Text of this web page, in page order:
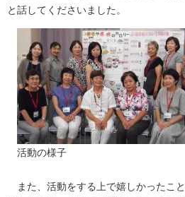
と話してくださいました。
活動の様子
また、活動をする上で嬉しかったこ